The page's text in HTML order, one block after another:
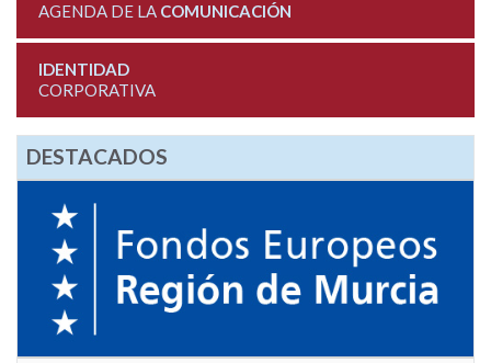
AGENDA DE LA COMUNICACIÓN
IDENTIDAD
CORPORATIVA
DESTACADOS